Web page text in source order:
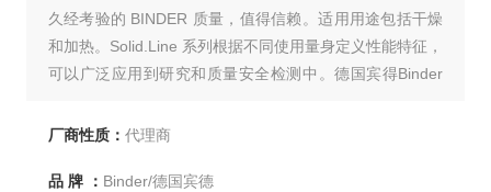
久经考验的 BINDER 质量，值得信赖。适用用途包括干燥
和加热。Solid.Line 系列根据不同使用量身定义性能特征，
可以广泛应用到研究和质量安全检测中。德国宾得Binder
厂商性质： 代理商
品 牌 ： Binder/德国宾德